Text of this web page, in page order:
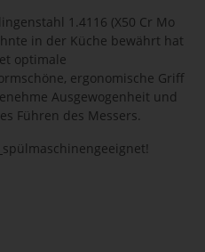
1.4116 (X50 Cr Mo
in der Küche bewährt hat
optimale
ergonomische Griff
Ausgewogenheit und
Führen des Messers.
spülmaschinengeeignet!